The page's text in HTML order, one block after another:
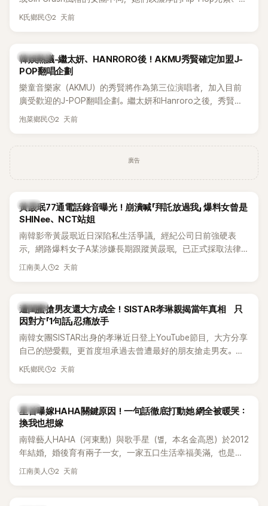
創Rap及成員親自參與創作為特色，MV也融入美式街頭、塗
為第五代女團中極具辨識度的新生代代表之一。
K氏鄉民 2 天前
熱議討論
韓娛熱議-繼太妍、HANRORO後！AKMU秀賢確定加盟J-
POP翻唱企劃
樂童音樂家（AKMU）的秀賢將作為第三位演唱者，加入目前
廣受歡迎的J-POP翻唱企劃。繼太妍和Hanroro之後，秀賢已
獲選為第三首翻唱歌曲的主唱，並於近期完成錄音。
泡菜鄉民 2 天前
廣告
韓星
黃晸珉77通電話錄音曝光！崩潰喊「拜託放過我」 爆料女曾是
SHINee、NCT站姐
南韓影帝黃晸珉近日深陷私生活爭議，經紀公司日前強硬表
示，網路爆料女子A某涉嫌長期跟蹤黃晸珉，已正式採取法律
行動。不過，A並未停止發聲，持續透過社群平台公開爆料，反
的錄音內容，而A也首度承認自己過去曾是SHINee、NCT等偶
像團體的「站姐」，事件持續延燒。
江南美人 2 天前
K-POP
遭閨蜜搶男友還大方成全！SISTAR孝琳親揭當年真相 只
因對方「1句話」忍痛放手
南韓女團SISTAR出身的孝琳近日登上YouTube節目，大方分享
自己的戀愛觀，更首度坦承過去曾遭最好的朋友搶走男友。她
表示，當時選擇瀟灑放手，但如果同樣的事情現在再發生，「我
K氏鄉民 2 天前
韓星
星首曝嫁HAHA關鍵原因！一句話徹底打動她 網全被暖哭：
換我也想嫁
南韓藝人HAHA（河東勳）與歌手星（별，本名金高恩）於2012
年結婚，婚後育有兩子一女，一家五口生活幸福美滿，也是韓
國演藝圈公認的模範夫妻。近日，星首度公開當年決定嫁給
江南美人 2 天前